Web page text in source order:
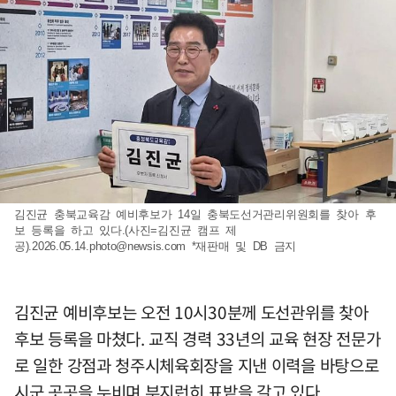
김진균 충북교육감 예비후보가 14일 충북도선거관리위원회를 찾아 후
보 등록을 하고 있다.(사진=김진균 캠프 제
공).2026.05.14.photo@newsis.com *재판매 및 DB 금지
김진균 예비후보는 오전 10시30분께 도선관위를 찾아
후보 등록을 마쳤다. 교직 경력 33년의 교육 현장 전문가
로 일한 강점과 청주시체육회장을 지낸 이력을 바탕으로